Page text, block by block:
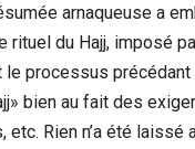
arnaqueuse a
rituel du Hajj, imposé
processus
bien au fait des
Rien n’a été laissé